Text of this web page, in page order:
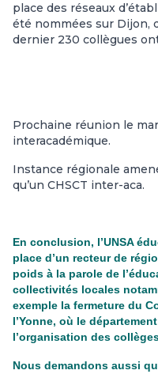
place des réseaux
été nommées sur Dijon,
dernier 230 collègues
Prochaine réunion le
interacadémique.
Instance régionale
qu’un CHSCT inter-aca.
En conclusion, l’UNSA
place d’un recteur de
poids à la parole de
collectivités locales
exemple la fermeture du
l’Yonne, où le
l’organisation des
Nous demandons aussi